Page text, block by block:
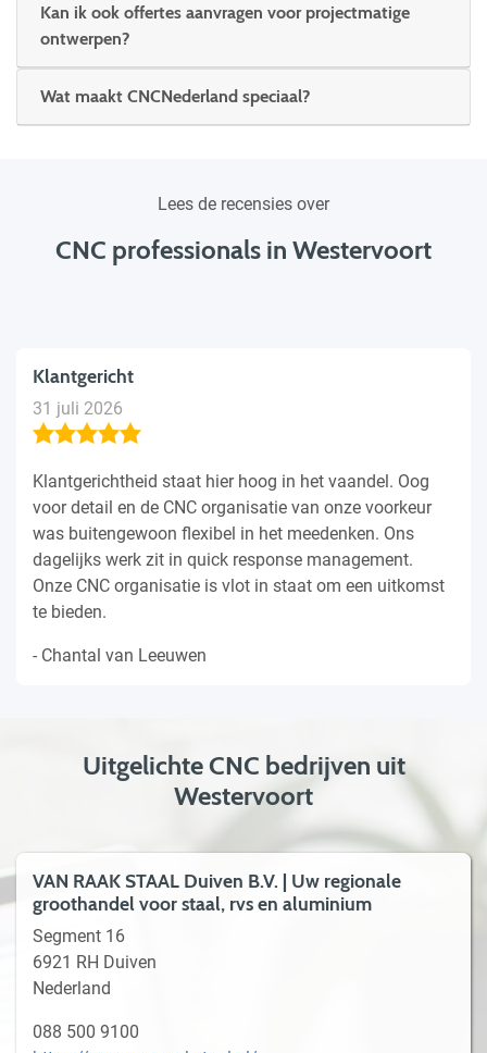
Kan ik ook offertes aanvragen voor projectmatige
ontwerpen?
Wat maakt CNCNederland speciaal?
Lees de recensies over
CNC professionals in Westervoort
Klantgericht
31 juli 2026
Klantgerichtheid staat hier hoog in het vaandel. Oog
voor detail en de CNC organisatie van onze voorkeur
was buitengewoon flexibel in het meedenken. Ons
dagelijks werk zit in quick response management.
Onze CNC organisatie is vlot in staat om een uitkomst
te bieden.
- Chantal van Leeuwen
Uitgelichte CNC bedrijven uit
Westervoort
VAN RAAK STAAL Duiven B.V. | Uw regionale
groothandel voor staal, rvs en aluminium
Segment 16
6921 RH Duiven
Nederland
088 500 9100